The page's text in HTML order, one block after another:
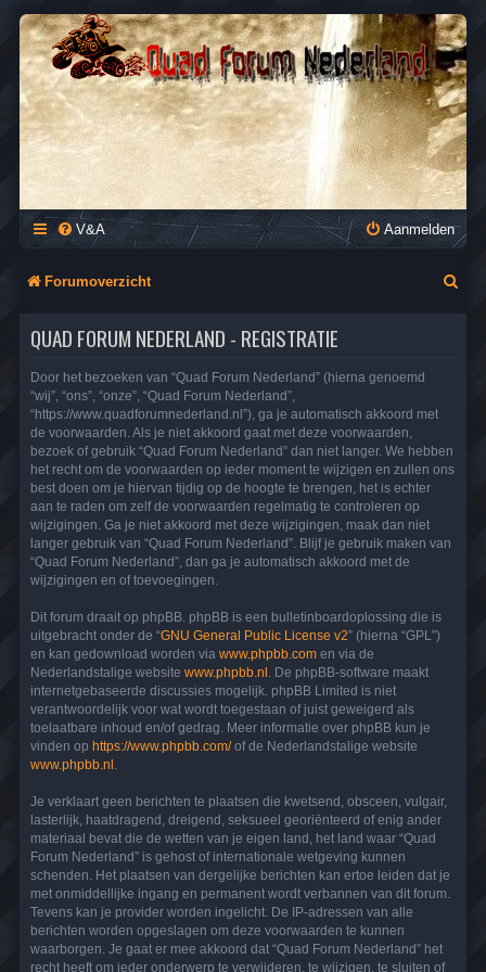
QUAD FORUM NEDERLAND
Het Quad Forum van Nederland en Vlaanderen, voor al je
vragen en antwoorden over Quads en ATV's.
V&A Aanmelden
Forumoverzicht
QUAD FORUM NEDERLAND - REGISTRATIE
Door het bezoeken van “Quad Forum Nederland” (hierna genoemd
“wij”, “ons”, “onze”, “Quad Forum Nederland”,
“https://www.quadforumnederland.nl”), ga je automatisch akkoord met
de voorwaarden. Als je niet akkoord gaat met deze voorwaarden,
bezoek of gebruik “Quad Forum Nederland” dan niet langer. We hebben
het recht om de voorwaarden op ieder moment te wijzigen en zullen ons
best doen om je hiervan tijdig op de hoogte te brengen, het is echter
aan te raden om zelf de voorwaarden regelmatig te controleren op
wijzigingen. Ga je niet akkoord met deze wijzigingen, maak dan niet
langer gebruik van “Quad Forum Nederland”. Blijf je gebruik maken van
“Quad Forum Nederland”, dan ga je automatisch akkoord met de
wijzigingen en of toevoegingen.
Dit forum draait op phpBB. phpBB is een bulletinboardoplossing die is
uitgebracht onder de “GNU General Public License v2” (hierna “GPL”)
en kan gedownload worden via www.phpbb.com en via de
Nederlandstalige website www.phpbb.nl . De phpBB-software maakt
internetgebaseerde discussies mogelijk. phpBB Limited is niet
verantwoordelijk voor wat wordt toegestaan of juist geweigerd als
toelaatbare inhoud en/of gedrag. Meer informatie over phpBB kun je
vinden op https://www.phpbb.com/of de Nederlandstalige website
www.phpbb.nl
Je verklaart geen berichten te plaatsen die kwetsend, obsceen, vulgair,
lasterlijk, haatdragend, dreigend, seksueel georiënteerd of enig ander
materiaal bevat die de wetten van je eigen land, het land waar “Quad
Forum Nederland” is gehost of internationale wetgeving kunnen
schenden. Het plaatsen van dergelijke berichten kan ertoe leiden dat je
met onmiddellijke ingang en permanent wordt verbannen van dit forum.
Tevens kan je provider worden ingelicht. De IP-adressen van alle
berichten worden opgeslagen om deze voorwaarden te kunnen
waarborgen. Je gaat er mee akkoord dat “Quad Forum Nederland” het
recht heeft om ieder onderwerp te verwijderen, te wijzigen, te sluiten of